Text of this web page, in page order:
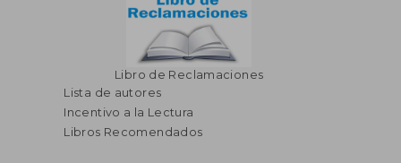
Libro de Reclamaciones
Lista de autores
Incentivo a la Lectura
Libros Recomendados